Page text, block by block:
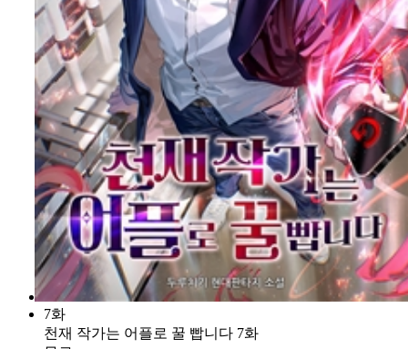
7화
천재 작가는 어플로 꿀 빱니다 7화